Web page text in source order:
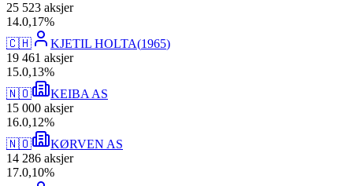
25 523 aksjer
14.0,17%
🇨🇭
KJETIL HOLTA(1965)
19 461 aksjer
15.0,13%
🇳🇴
KEIBA AS
15 000 aksjer
16.0,12%
🇳🇴
KØRVEN AS
14 286 aksjer
17.0,10%